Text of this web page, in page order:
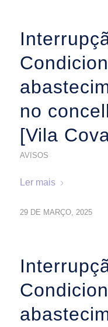
no
[Vila
AVISOS
Ler mais
29 DE MARÇO, 2025